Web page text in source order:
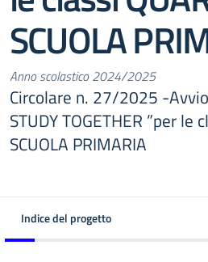
SCUOLA
Anno scolastico 2024/2025
Circolare n. 27/2025 -Avvio
STUDY TOGETHER ”per le
SCUOLA PRIMARIA
Indice del progetto